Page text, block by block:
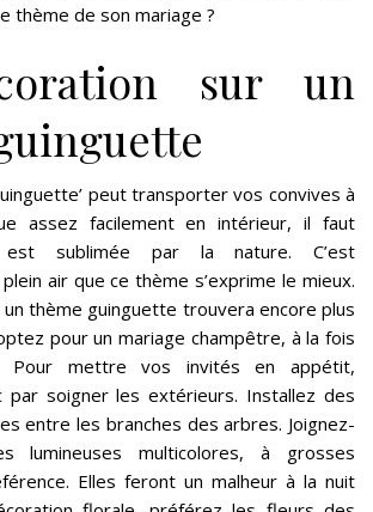
thème de son mariage ?
sur un
peut transporter vos convives à
assez facilement en intérieur, il faut
est sublimée par la nature. C’est
air que ce thème s’exprime le mieux.
thème guinguette trouvera encore plus
pour un mariage champêtre, à la fois
Pour mettre vos invités en appétit,
par soigner les extérieurs. Installez des
entre les branches des arbres. Joignez-
lumineuses multicolores, à grosses
Elles feront un malheur à la nuit